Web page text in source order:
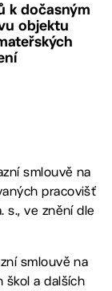
k dočasným
objektu
smlouvě na
pracovišť
s., ve znění dle
smlouvě na
škol a dalších